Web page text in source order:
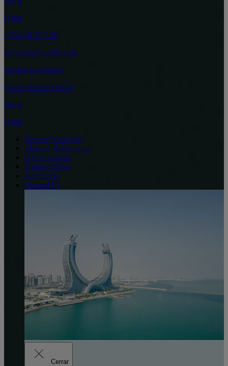
Qatar
+974 4030 7100
info.doha@raffles.com
Marina East Street
Lusail Marina District
Doha
Qatar
Reserve Your Stay
Manage Reservation
Get Directions
Explore Doha
Gift Cards
Contact Us
Cerrar